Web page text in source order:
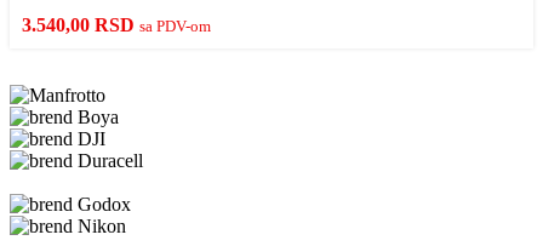
3.540,00 RSD sa PDV-om